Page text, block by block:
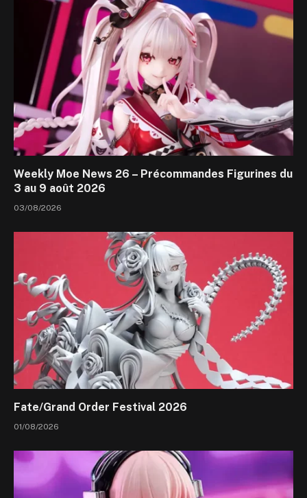
Weekly Moe News 26 – Précommandes Figurines du
3 au 9 août 2026
03/08/2026
Fate/Grand Order Festival 2026
01/08/2026